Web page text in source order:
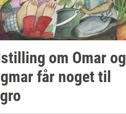
om Omar og
får noget til